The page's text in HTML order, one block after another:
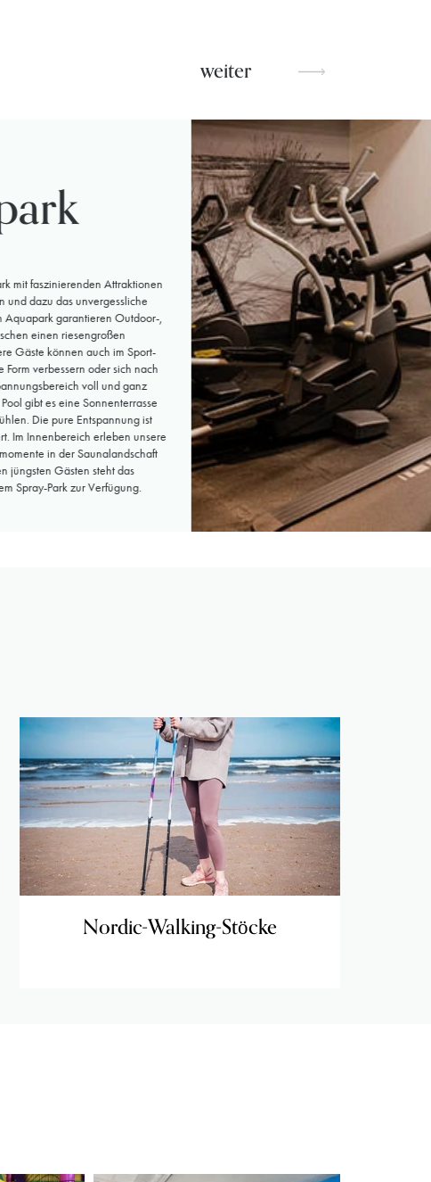
weiter
mit faszinierenden Attraktionen
und dazu das unvergessliche
Aquapark garantieren Outdoor-,
einen riesengroßen
Gäste können auch im Sport-
Form verbessern oder sich nach
voll und ganz
gibt es eine Sonnenterrasse
Die pure Entspannung ist
Im Innenbereich erleben unsere
in der Saunalandschaft
jüngsten Gästen steht das
Spray-Park zur Verfügung.
Nordic-Walking-Stöcke